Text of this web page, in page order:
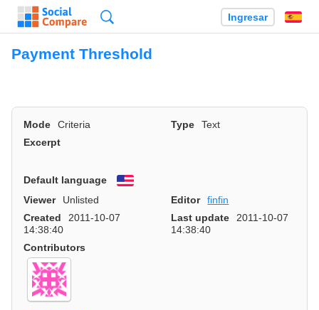
Ingresar
Payment Threshold
Mode Criteria Type
Text
Excerpt
Default language
English
Viewer
Unlisted Editor
finfin
Created
2011-10-07
14:38:40
Last update
2011-10-07
14:38:40
Contributors